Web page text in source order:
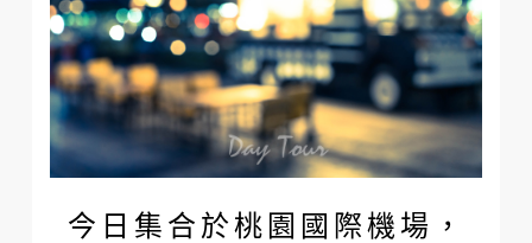
今日集合於桃園國際機場，